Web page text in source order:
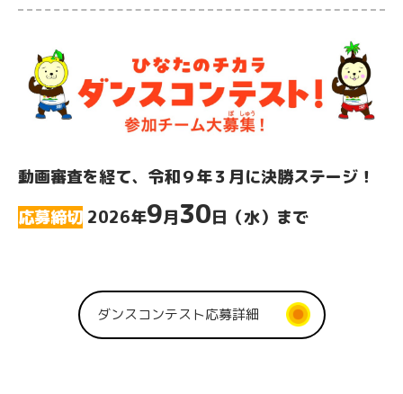
動画審査を経て、令和９年３月に決勝ステージ！
応募締切 2026年9月30日（水）まで
ダンスコンテスト応募詳細